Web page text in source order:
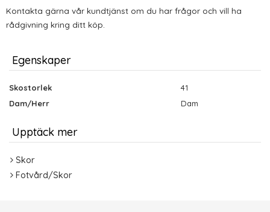
Kontakta gärna vår kundtjänst om du har frågor och vill ha
rådgivning kring ditt köp.
Egenskaper
Skostorlek
41
Dam/Herr
Dam
Upptäck mer
Skor
Fotvård/Skor